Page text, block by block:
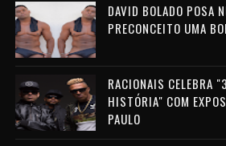
DAVID BOLADO POSA
PRECONCEITO UMA
RACIONAIS CELEBRA
HISTÓRIA" COM
PAULO